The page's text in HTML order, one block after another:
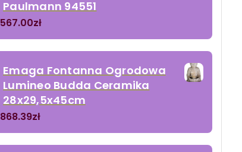
Paulmann 94551
567.00zł
Emaga Fontanna Ogrodowa
Lumineo Budda Ceramika
28x29,5x45cm
868.39zł